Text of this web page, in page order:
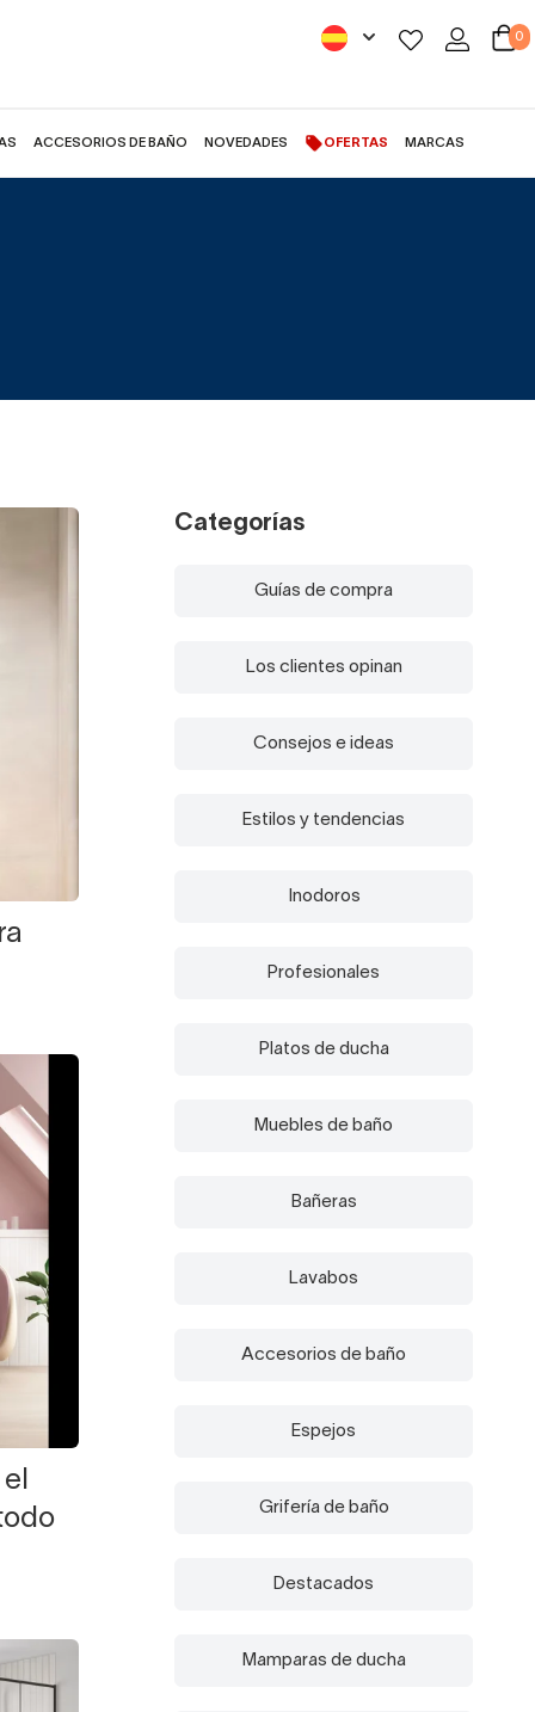
0
ACCESORIOS DE BAÑO NOVEDADES OFERTAS MARCAS
Categorías
Guías de compra
Los clientes opinan
Consejos e ideas
Estilos y tendencias
Inodoros
Profesionales
Platos de ducha
Muebles de baño
Bañeras
Lavabos
Accesorios de baño
Espejos
Grifería de baño
Destacados
Mamparas de ducha